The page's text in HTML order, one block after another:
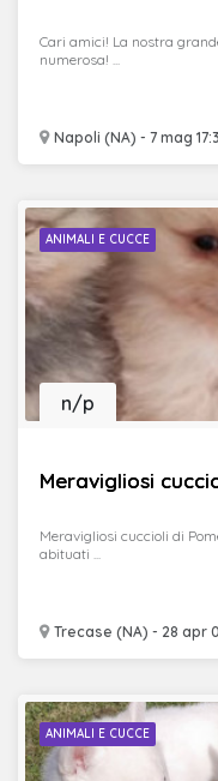
Napoli (NA) - 7 mag
Cari amici! La nostra
numerosa! ...
ANIMALI E CUCCE
Meravigliosi
Trecase (NA) - 28 apr
n/p
Meravigliosi cuccioli di
abituati ...
ANIMALI E CUCCE